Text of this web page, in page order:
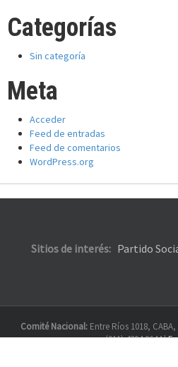
Categorías
Sin categoría
Meta
Acceder
Feed de entradas
Feed de comentarios
WordPress.org
Sitios de interés: Partido
Comité Nacional: Entre Ríos 1018,
(011) 4304 0644 |